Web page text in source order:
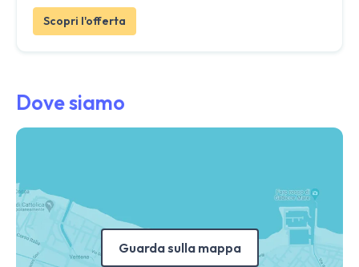
Scopri l'offerta
Dove siamo
Guarda sulla mappa